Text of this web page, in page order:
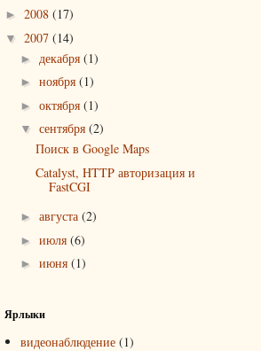
► 2008 (17)
▼ 2007 (14)
► декабря (1)
► ноября (1)
► октября (1)
▼ сентября (2)
Поиск в Google Maps
Catalyst, HTTP авторизация и
FastCGI
► августа (2)
► июля (6)
► июня (1)
Ярлыки
видеонаблюдение (1)